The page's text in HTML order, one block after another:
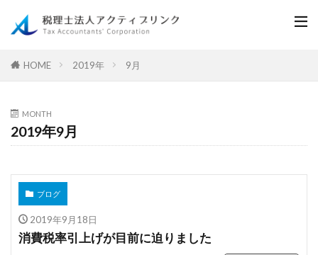
HOME 2019年 9月
MONTH
2019年9月
ブログ
2019年9月18日
消費税率引上げが目前に迫りました